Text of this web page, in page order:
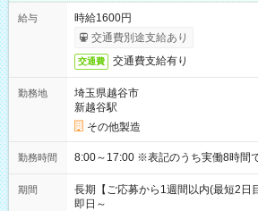
給与
時給1600円
交通費別途支給あり
交通費 交通費支給有り
勤務地
埼玉県越谷市
新越谷駅
その他製造
勤務時間 8:00～17:00 ※表記のうち実働8時間
期間
長期【ご応募から1週間以内(最短2日
即日～